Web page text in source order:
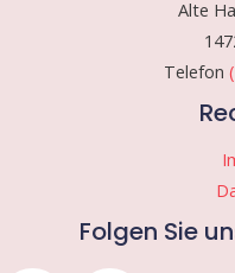
Alte
Telefon
Folgen Sie